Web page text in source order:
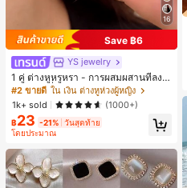
16
Save ฿6
YS jewelry
1 คู่ ต่างหูหรูหรา - การผสมผสานที่ลงตั
วของแฟชั่นและความซับซ้อน, ดีไซน์ส
องชั้น, เหมาะสำหรับสุภาพสตรีและนักเ
รียน, ต่างหูทองแดงฝังไมโคร
#2 ขายดี ใน เงิน ต่างหูห่วงผู้หญิง
1k+ sold
(1000+)
฿23 -21% วันสุดท้าย
โดยประมาณ